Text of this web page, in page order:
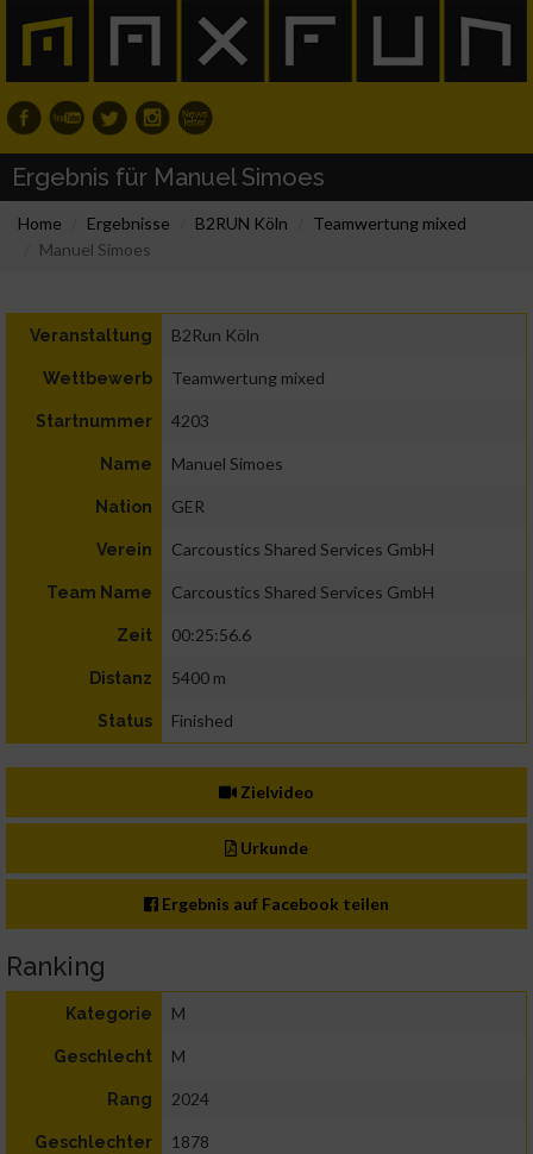
Ergebnis für Manuel Simoes
Home Ergebnisse B2RUN Köln
Teamwertung mixed
Manuel Simoes
Veranstaltung B2Run Köln
Wettbewerb Teamwertung mixed
Startnummer 4203
Name Manuel Simoes
Nation GER
Verein Carcoustics Shared Services GmbH
Team Name Carcoustics Shared Services GmbH
Zeit 00:25:56.6
Distanz 5400 m
Status Finished
Zielvideo
Urkunde
Ergebnis auf Facebook teilen
Ranking
Kategorie M
Geschlecht M
Rang 2024
Geschlechter
1878